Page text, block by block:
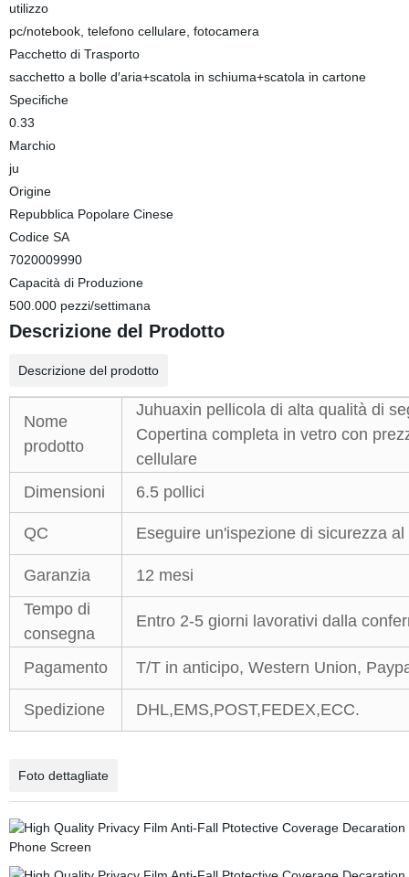
utilizzo
pc/notebook, telefono cellulare, fotocamera
Pacchetto di Trasporto
sacchetto a bolle d′aria+scatola in schiuma+scatola in cartone
Specifiche
0.33
Marchio
ju
Origine
Repubblica Popolare Cinese
Codice SA
7020009990
Capacità di Produzione
500.000 pezzi/settimana
Descrizione del Prodotto
Descrizione del prodotto
Nome
prodotto
Juhuaxin pellicola di alta qualità di
Copertina completa in vetro con
cellulare
Dimensioni
6.5 pollici
QC Eseguire un'ispezione di sicurezza
Garanzia
12 mesi
Tempo di
consegna
Entro 2-5 giorni lavorativi dalla
Pagamento T/T in anticipo, Western Union,
Spedizione DHL,EMS,POST,FEDEX,ECC.
Foto dettagliate